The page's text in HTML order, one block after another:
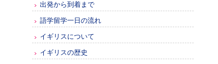
出発から到着まで
語学留学一日の流れ
イギリスについて
イギリスの歴史